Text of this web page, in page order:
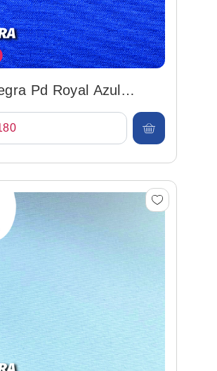
Pd Royal Azul
150cm 92%po/8%sp...